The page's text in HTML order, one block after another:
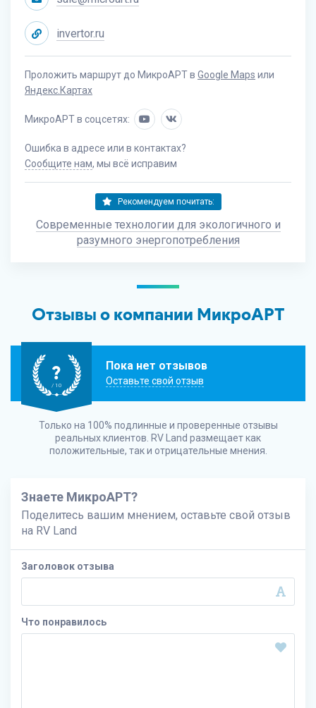
invertor.ru
Проложить маршрут до МикроАРТ в Google Maps или
Яндекс.Картах
МикроАРТ в соцсетях:
Ошибка в адресе или в контактах?
Сообщите нам, мы всё исправим
Рекомендуем почитать:
Современные технологии для экологичного и
разумного энергопотребления
Отзывы о компании МикроАРТ
?
/ 10
Пока нет отзывов
Оставьте свой отзыв
Только на 100% подлинные и проверенные отзывы
реальных клиентов. RV Land размещает как
положительные, так и отрицательные мнения.
Знаете МикроАРТ?
Поделитесь вашим мнением, оставьте свой отзыв
на RV Land
Заголовок отзыва
Что понравилось